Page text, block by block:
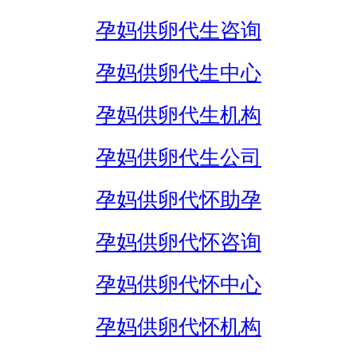
孕妈供卵代生咨询
孕妈供卵代生中心
孕妈供卵代生机构
孕妈供卵代生公司
孕妈供卵代怀助孕
孕妈供卵代怀咨询
孕妈供卵代怀中心
孕妈供卵代怀机构